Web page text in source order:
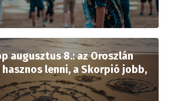
augusztus 8.: az Oroszlán
lenni, a Skorpió jobb,